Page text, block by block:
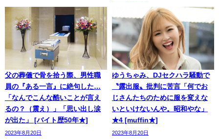
父の葬儀で骨を拾う際、男性職
員の『ある一言』に絶句した…
「なんでこんな酷いことが言え
るの？（震え）」「思い出し涙
が出た」 [バイト歴50年★]
2023年8月20日
ゆうちゃみ、DJセクハラ騒動で
〝露出服〟批判に苦言「何でお
じさんたちのために服を変えな
いといけないんや。昭和やな」
★4 [muffin★]
2023年8月20日